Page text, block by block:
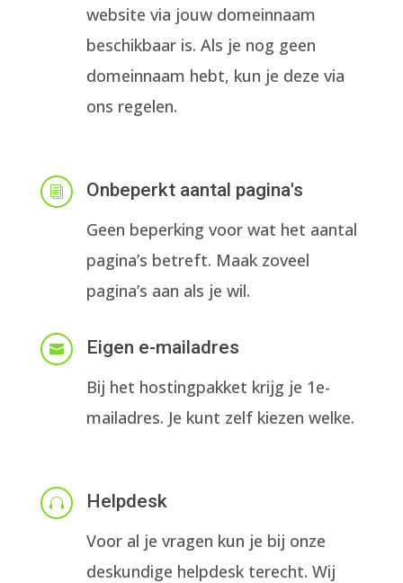
website via jouw domeinnaam
beschikbaar is. Als je nog geen
domeinnaam hebt, kun je deze via
ons regelen.
i
Onbeperkt aantal pagina's
Geen beperking voor wat het aantal
pagina’s betreft. Maak zoveel
pagina’s aan als je wil.

Eigen e-mailadres
Bij het hostingpakket krijg je 1e-
mailadres. Je kunt zelf kiezen welke.

Helpdesk
Voor al je vragen kun je bij onze
deskundige helpdesk terecht. Wij